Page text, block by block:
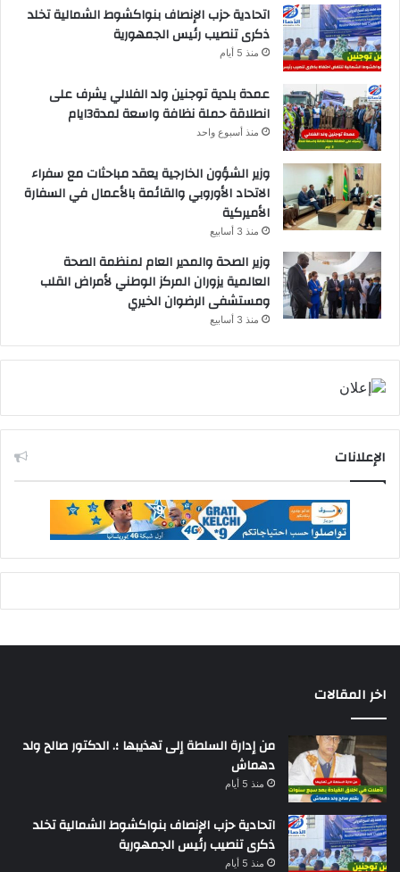
اتحادية حزب الإنصاف بنواكشوط الشمالية تخلد
ذكرى تنصيب رئيس الجمهورية
منذ 5 أيام
عمدة بلدية توجنين ولد الفلالي يشرف على
انطلاقة حملة نظافة واسعة لمدة3ايام
منذ أسبوع واحد
وزير الشؤون الخارجية يعقد مباحثات مع سفراء
الاتحاد الأوروبي والقائمة بالأعمال في السفارة
الأميركية
منذ 3 أسابيع
وزير الصحة والمدير العام لمنظمة الصحة
العالمية يزوران المركز الوطني لأمراض القلب
ومستشفى الرضوان الخيري
منذ 3 أسابيع
الإعلانات
اخر المقالات
من إدارة السلطة إلى تهذيبها ؛. الدكتور صالح ولد
دهماش
منذ 5 أيام
اتحادية حزب الإنصاف بنواكشوط الشمالية تخلد
ذكرى تنصيب رئيس الجمهورية
منذ 5 أيام